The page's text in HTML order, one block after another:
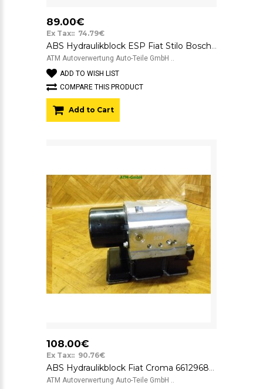
89.00€
Ex Tax:: 74.79€
ABS Hydraulikblock ESP Fiat Stilo Bosch 51702474 0265225232 0265950103
ATM Autoverwertung Auto-Teile GmbH ..
ADD TO WISH LIST
COMPARE THIS PRODUCT
Add to Cart
108.00€
Ex Tax:: 90.76€
ABS Hydraulikblock Fiat Croma 66129682 TRW 54084739D 51780295
ATM Autoverwertung Auto-Teile GmbH ..